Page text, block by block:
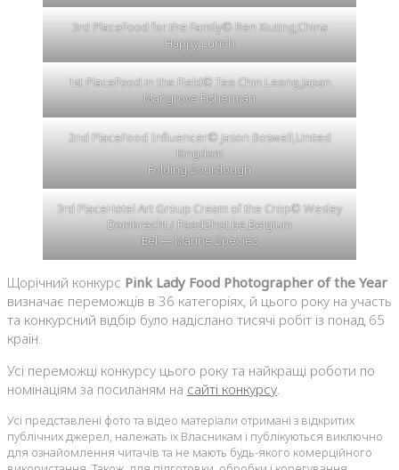
3rd PlaceFood for the Family© Ren Xiuting,China
Happy Lunch
1st PlaceFood in the Field© Teo Chin Leong,Japan
Mangrove Fisherman
2nd PlaceFood Influencer© Jason Boswell,United
Kingdom
Folding Sourdough
3rd PlaceHotel Art Group Cream of the Crop© Wesley
Dombrecht / FoodShot.be,Belgium
Eel — Marine Species
Щорічний конкурс Pink Lady Food Photographer of the Year
визначає переможців в 36 категоріях, й цього року на участь
та конкурсний відбір було надіслано тисячі робіт із понад 65
країн.
Усі переможці конкурсу цього року та найкращі роботи по
номінаціям за посиланям на сайті конкурсу
Усі представлені фото та відео матеріали отримані з відкритих
публічних джерел, належать їх Власникам і публікуються виключно
для ознайомлення читачів та не мають будь-якого комерційного